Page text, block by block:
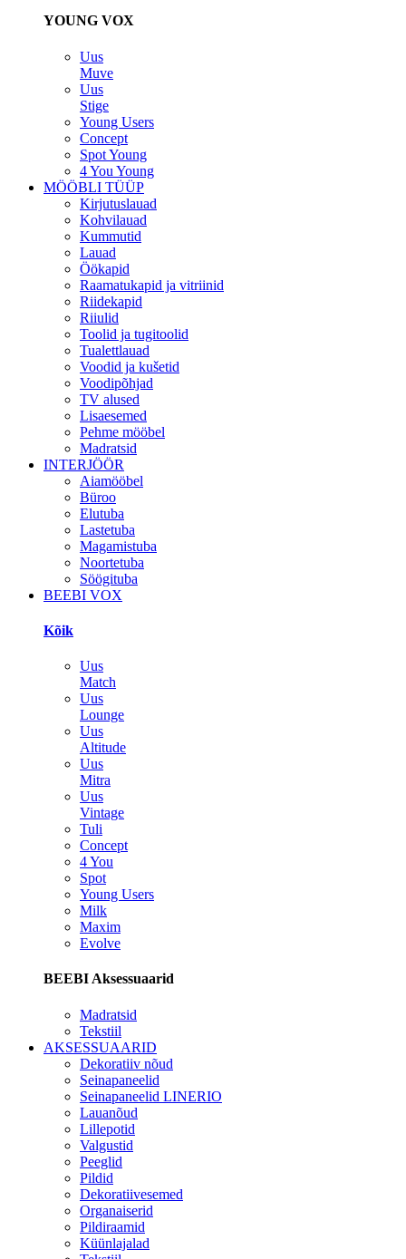
YOUNG VOX
Uus
Muve
Uus
Stige
Young Users
Concept
Spot Young
4 You Young
MÖÖBLI TÜÜP
Kirjutuslauad
Kohvilauad
Kummutid
Lauad
Öökapid
Raamatukapid ja vitriinid
Riidekapid
Riiulid
Toolid ja tugitoolid
Tualettlauad
Voodid ja kušetid
Voodipõhjad
TV alused
Lisaesemed
Pehme mööbel
Madratsid
INTERJÖÖR
Aiamööbel
Büroo
Elutuba
Lastetuba
Magamistuba
Noortetuba
Söögituba
BEEBI VOX
Kõik
Uus
Match
Uus
Lounge
Uus
Altitude
Uus
Mitra
Uus
Vintage
Tuli
Concept
4 You
Spot
Young Users
Milk
Maxim
Evolve
BEEBI Aksessuaarid
Madratsid
Tekstiil
AKSESSUAARID
Dekoratiiv nõud
Seinapaneelid
Seinapaneelid LINERIO
Lauanõud
Lillepotid
Valgustid
Peeglid
Pildid
Dekoratiivesemed
Organaiserid
Pildiraamid
Küünlajalad